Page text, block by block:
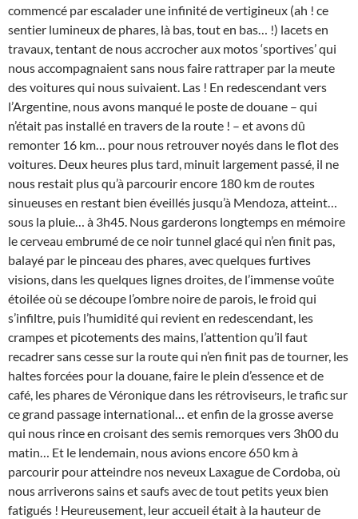
commencé par escalader une infinité de vertigineux (ah ! ce
sentier lumineux de phares, là bas, tout en bas… !) lacets en
travaux, tentant de nous accrocher aux motos ‘sportives’ qui
nous accompagnaient sans nous faire rattraper par la meute
des voitures qui nous suivaient. Las ! En redescendant vers
l’Argentine, nous avons manqué le poste de douane – qui
n’était pas installé en travers de la route ! – et avons dû
remonter 16 km… pour nous retrouver noyés dans le flot des
voitures. Deux heures plus tard, minuit largement passé, il ne
nous restait plus qu’à parcourir encore 180 km de routes
sinueuses en restant bien éveillés jusqu’à Mendoza, atteint…
sous la pluie… à 3h45. Nous garderons longtemps en mémoire
le cerveau embrumé de ce noir tunnel glacé qui n’en finit pas,
balayé par le pinceau des phares, avec quelques furtives
visions, dans les quelques lignes droites, de l’immense voûte
étoilée où se découpe l’ombre noire de parois, le froid qui
s’infiltre, puis l’humidité qui revient en redescendant, les
crampes et picotements des mains, l’attention qu’il faut
recadrer sans cesse sur la route qui n’en finit pas de tourner, les
haltes forcées pour la douane, faire le plein d’essence et de
café, les phares de Véronique dans les rétroviseurs, le trafic sur
ce grand passage international… et enfin de la grosse averse
qui nous rince en croisant des semis remorques vers 3h00 du
matin… Et le lendemain, nous avions encore 650 km à
parcourir pour atteindre nos neveux Laxague de Cordoba, où
nous arriverons sains et saufs avec de tout petits yeux bien
fatigués ! Heureusement, leur accueil était à la hauteur de